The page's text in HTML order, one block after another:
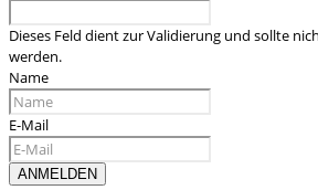
Dieses Feld dient zur Validierung und sollte
werden.
Name
E-Mail